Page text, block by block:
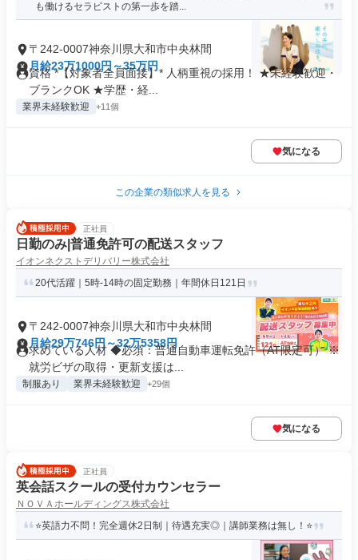
も働けるセラピストの第一歩を踏...
〒242-0007神奈川県大和市中央林間
月給23万1000円～35万円
資格 *【対象者全員面接】* 人柄重視の採用！ ★未経験歓迎・
ブランクOK ★学歴・経...
業界未経験歓迎 +11個
気になる
この企業の類似求人を見る
正社員
日勤のみ|普通免許可の配送スタッフ
イオンネクストデリバリー株式会社
20代活躍｜5時-14時の固定勤務｜年間休日121日
〒242-0007神奈川県大和市中央林間
月給29万746円～32万5358円
求めている人材 ◆必須：普通自動車運転免許（AT限定可） ※
就労ビザの取得・更新支援は...
制服あり 業界未経験歓迎 +29個
気になる
正社員
英会話スクールの受付カウンセラー
ＮＯＶＡホールディングス株式会社
⭐英語力不問！完全週休2日制｜待遇充実◎｜講師業務は無し！⭐